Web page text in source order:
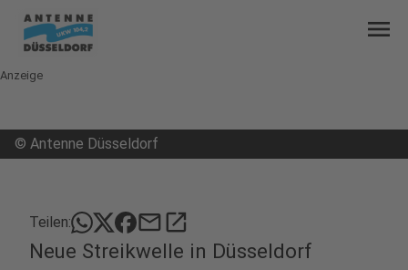
menu
Anzeige
© Antenne Düsseldorf
Teilen: mailopen_in_new
Neue Streikwelle in Düsseldorf